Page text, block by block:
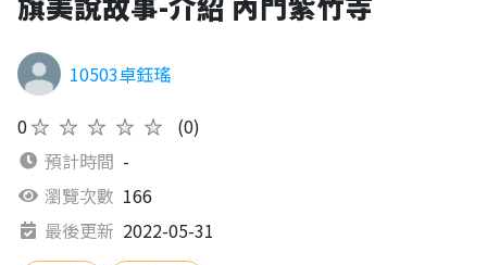
10503卓鈺瑤
0★★★★★
(0)
預計時間 -
瀏覽次數 166
最後更新 2022-05-31